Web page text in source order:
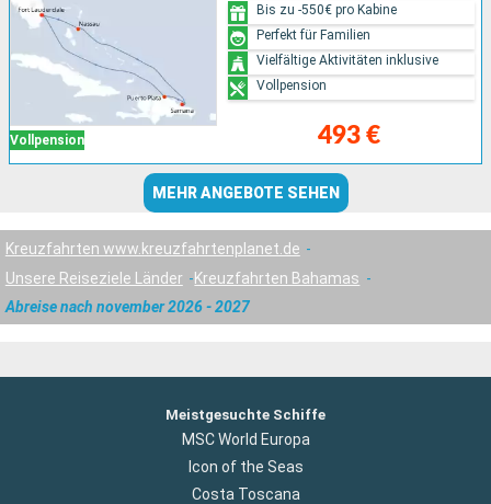
Vollpension 493 €
Bis zu -550€ pro Kabine
Perfekt für Familien
Vielfältige Aktivitäten inklusive
Vollpension
MEHR ANGEBOTE SEHEN
Kreuzfahrten www.kreuzfahrtenplanet.de
Unsere Reiseziele Länder
Kreuzfahrten Bahamas
Abreise nach november 2026 - 2027
Meistgesuchte Schiffe
MSC World Europa
Icon of the Seas
Costa Toscana